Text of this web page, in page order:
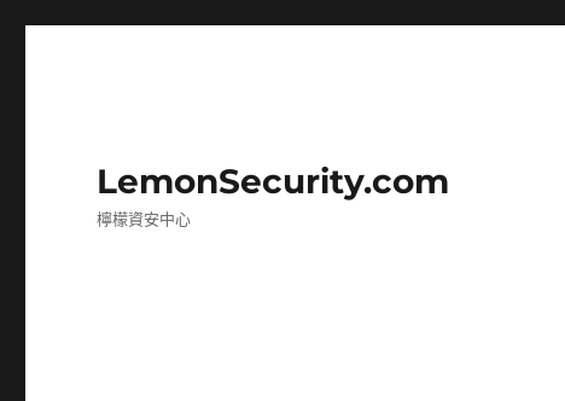
LemonSecurity.com
檸檬資安中心